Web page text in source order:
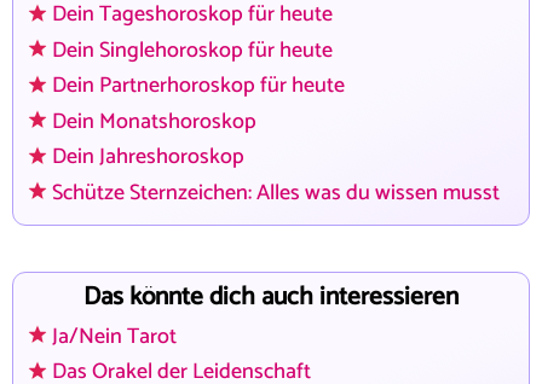
Dein Tageshoroskop für heute
Dein Singlehoroskop für heute
Dein Partnerhoroskop für heute
Dein Monatshoroskop
Dein Jahreshoroskop
Schütze Sternzeichen: Alles was du wissen musst
Das könnte dich auch interessieren
Ja/Nein Tarot
Das Orakel der Leidenschaft